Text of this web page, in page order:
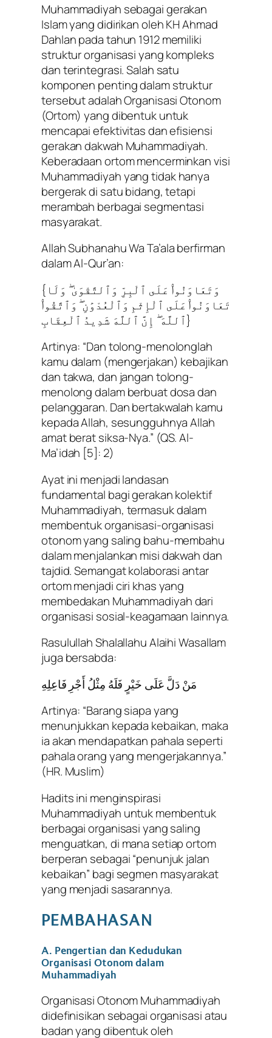
Muhammadiyah sebagai gerakan
Islam yang didirikan oleh KH Ahmad
Dahlan pada tahun 1912 memiliki
struktur organisasi yang kompleks
dan terintegrasi. Salah satu
komponen penting dalam struktur
tersebut adalah Organisasi Otonom
(Ortom) yang dibentuk untuk
mencapai efektivitas dan efisiensi
gerakan dakwah Muhammadiyah.
Keberadaan ortom mencerminkan visi
Muhammadiyah yang tidak hanya
bergerak di satu bidang, tetapi
merambah berbagai segmentasi
masyarakat.
Allah Subhanahu Wa Ta’ala berfirman
dalam Al-Qur’an:
{وَتَعَاوَنُوا۟ عَلَى ٱلْبِرِّ وَٱلتَّقْوَىٰ ۖ وَلَا
تَعَاوَنُوا۟ عَلَى ٱلْإِثْمِ وَٱلْعُدْوَٰنِ ۖ وَٱتَّقُوا۟
ٱللَّهَ ۖ إِنَّ ٱللَّهَ شَدِيدُ ٱلْعِقَابِ}
Artinya: “Dan tolong-menolonglah
kamu dalam (mengerjakan) kebajikan
dan takwa, dan jangan tolong-
menolong dalam berbuat dosa dan
pelanggaran. Dan bertakwalah kamu
kepada Allah, sesungguhnya Allah
amat berat siksa-Nya.” (QS. Al-
Ma’idah [5]: 2)
Ayat ini menjadi landasan
fundamental bagi gerakan kolektif
Muhammadiyah, termasuk dalam
membentuk organisasi-organisasi
otonom yang saling bahu-membahu
dalam menjalankan misi dakwah dan
tajdid. Semangat kolaborasi antar
ortom menjadi ciri khas yang
membedakan Muhammadiyah dari
organisasi sosial-keagamaan lainnya.
Rasulullah Shalallahu Alaihi Wasallam
juga bersabda:
مَنْ دَلَّ عَلَى خَيْرٍ فَلَهُ مِثْلُ أَجْرِ فَاعِلِهِ
Artinya: “Barang siapa yang
menunjukkan kepada kebaikan, maka
ia akan mendapatkan pahala seperti
pahala orang yang mengerjakannya.”
(HR. Muslim)
Hadits ini menginspirasi
Muhammadiyah untuk membentuk
berbagai organisasi yang saling
menguatkan, di mana setiap ortom
berperan sebagai “penunjuk jalan
kebaikan” bagi segmen masyarakat
yang menjadi sasarannya.
PEMBAHASAN
A. Pengertian dan Kedudukan
Organisasi Otonom dalam
Muhammadiyah
Organisasi Otonom Muhammadiyah
didefinisikan sebagai organisasi atau
badan yang dibentuk oleh